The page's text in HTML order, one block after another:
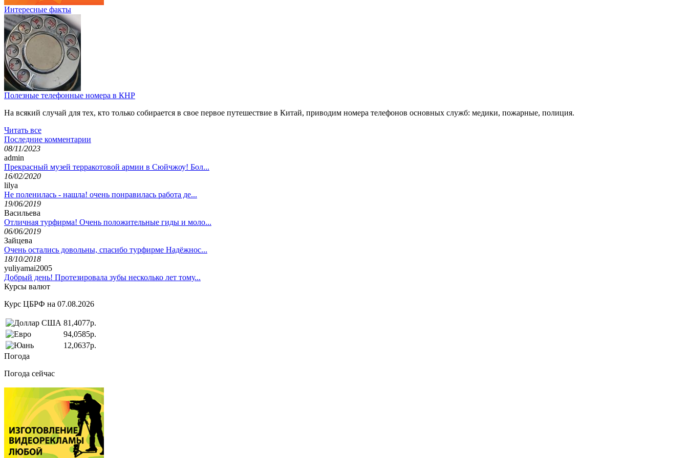
Интересные факты
Полезные телефонные номера в КНР
На всякий случай для тех, кто только собирается в свое первое путешествие в Китай, приводим номера телефонов основных служб: медики, пожарные, полиция.
Читать все
Последние комментарии
08/11/2023
admin
Прекрасный музей терракотовой армии в Сюйчжоу! Бол...
16/02/2020
lilya
Не поленилась - нашла! очень понравилась работа де...
19/06/2019
Васильева
Отличная турфирма! Очень положительные гиды и моло...
06/06/2019
Зайцева
Очень остались довольны, спасибо турфирме Надёжнос...
18/10/2018
yuliyamai2005
Добрый день! Протезировала зубы несколько лет тому...
Курсы валют
Курс ЦБРФ на 07.08.2026
81,4077р.
94,0585р.
12,0637р.
Погода
Погода сейчас